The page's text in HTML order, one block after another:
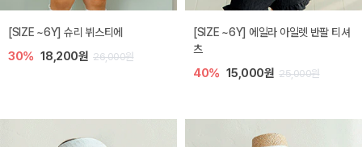
[SIZE ~6Y] 슈리 뷔스티에
30% 18,200원 26,000원
[SIZE ~6Y] 에일라 아일렛 반팔 티셔
츠
40% 15,000원 25,000원